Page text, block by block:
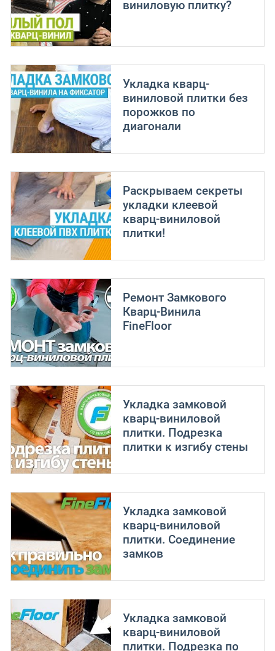
виниловую плитку?
Укладка кварц-
виниловой плитки без
порожков по
диагонали
Раскрываем секреты
укладки клеевой
кварц-виниловой
плитки!
Ремонт Замкового
Кварц-Винила
FineFloor
Укладка замковой
кварц-виниловой
плитки. Подрезка
плитки к изгибу стены
Укладка замковой
кварц-виниловой
плитки. Соединение
замков
Укладка замковой
кварц-виниловой
плитки. Подрезка по